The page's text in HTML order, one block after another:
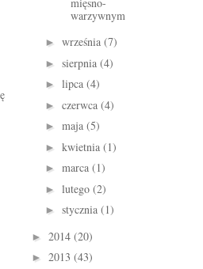
warzywnym
► września (7)
► sierpnia (4)
► lipca (4)
► czerwca (4)
► maja (5)
► kwietnia (1)
► marca (1)
► lutego (2)
► stycznia (1)
► 2014 (20)
► 2013 (43)